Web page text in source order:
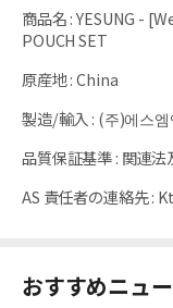
商品名:YESUNG -
POUCH SET
原産地:China
製造/輸入 : (주)에스
品質保証基準: 関連法
AS 責任者の連絡先:
おすすめニュ